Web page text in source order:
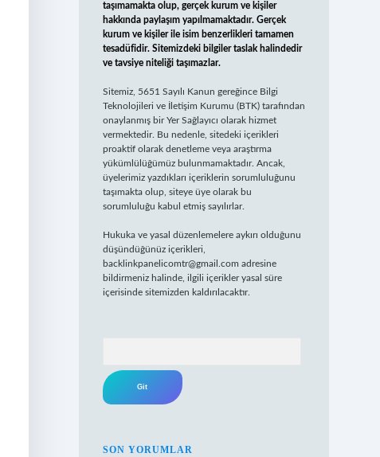
taşımamakta olup, gerçek kurum ve kişiler
hakkında paylaşım yapılmamaktadır. Gerçek
kurum ve kişiler ile isim benzerlikleri tamamen
tesadüfidir. Sitemizdeki bilgiler taslak halindedir
ve tavsiye niteliği taşımazlar.
Sitemiz, 5651 Sayılı Kanun gereğince Bilgi
Teknolojileri ve İletişim Kurumu (BTK) tarafından
onaylanmış bir Yer Sağlayıcı olarak hizmet
vermektedir. Bu nedenle, sitedeki içerikleri
proaktif olarak denetleme veya araştırma
yükümlülüğümüz bulunmamaktadır. Ancak,
üyelerimiz yazdıkları içeriklerin sorumluluğunu
taşımakta olup, siteye üye olarak bu
sorumluluğu kabul etmiş sayılırlar.
Hukuka ve yasal düzenlemelere aykırı olduğunu
düşündüğünüz içerikleri,
backlinkpanelicomtr@gmail.com adresine
bildirmeniz halinde, ilgili içerikler yasal süre
içerisinde sitemizden kaldırılacaktır.
SON YORUMLAR